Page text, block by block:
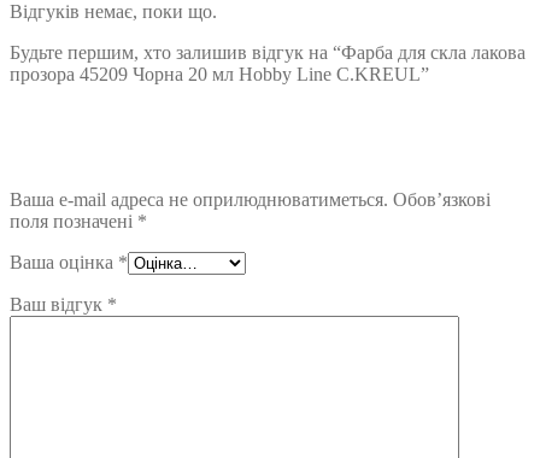
Відгуків немає, поки що.
Будьте першим, хто залишив відгук на “Фарба для скла лакова
прозора 45209 Чорна 20 мл Hobby Line C.KREUL”
Ваша e-mail адреса не оприлюднюватиметься. Обов’язкові
поля позначені *
Ваша оцінка *
Ваш відгук *